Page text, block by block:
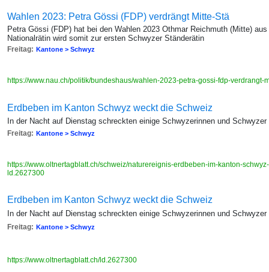
Wahlen 2023: Petra Gössi (FDP) verdrängt Mitte-Stä
Petra Gössi (FDP) hat bei den Wahlen 2023 Othmar Reichmuth (Mitte)
Nationalrätin wird somit zur ersten Schwyzer Ständerätin
Freitag: Kantone > Schwyz
https://www.nau.ch/politik/bundeshaus/wahlen-2023-petra-gossi-fdp-
Erdbeben im Kanton Schwyz weckt die Schweiz
In der Nacht auf Dienstag schreckten einige Schwyzerinnen und
Freitag: Kantone > Schwyz
https://www.oltnertagblatt.ch/schweiz/naturereignis-erdbeben-im-kanton-
ld.2627300
Erdbeben im Kanton Schwyz weckt die Schweiz
In der Nacht auf Dienstag schreckten einige Schwyzerinnen und
Freitag: Kantone > Schwyz
https://www.oltnertagblatt.ch/ld.2627300